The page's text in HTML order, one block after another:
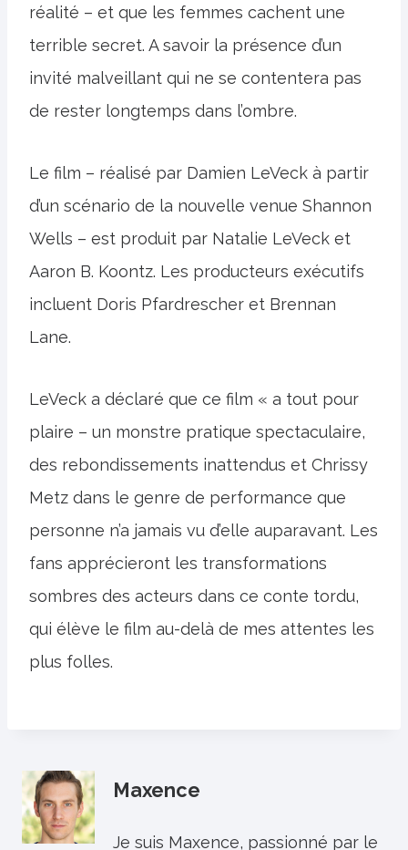
réalité – et que les femmes cachent une
terrible secret. A savoir la présence d’un
invité malveillant qui ne se contentera pas
de rester longtemps dans l’ombre.
Le film – réalisé par Damien LeVeck à partir
d’un scénario de la nouvelle venue Shannon
Wells – est produit par Natalie LeVeck et
Aaron B. Koontz. Les producteurs exécutifs
incluent Doris Pfardrescher et Brennan
Lane.
LeVeck a déclaré que ce film « a tout pour
plaire – un monstre pratique spectaculaire,
des rebondissements inattendus et Chrissy
Metz dans le genre de performance que
personne n’a jamais vu d’elle auparavant. Les
fans apprécieront les transformations
sombres des acteurs dans ce conte tordu,
qui élève le film au-delà de mes attentes les
plus folles.
Maxence
Je suis Maxence, passionné par le